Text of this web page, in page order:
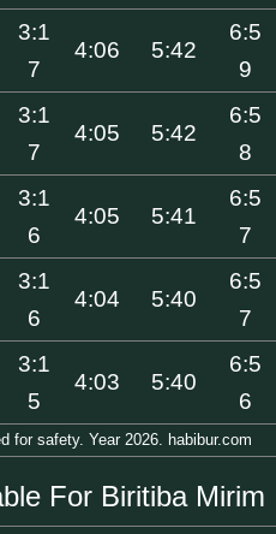
3:1
7
4:06 5:42
6:5
9
3:1
7
4:05 5:42
6:5
8
3:1
6
4:05 5:41
6:5
7
3:1
6
4:04 5:40
6:5
7
3:1
5
4:03 5:40
6:5
6
for safety. Year 2026. habibur.com
For Biritiba Mirim